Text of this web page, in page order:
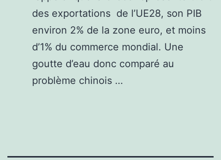
des exportations de l’UE28, son PIB
environ 2% de la zone euro, et moins
d’1% du commerce mondial. Une
goutte d’eau donc comparé au
problème chinois …